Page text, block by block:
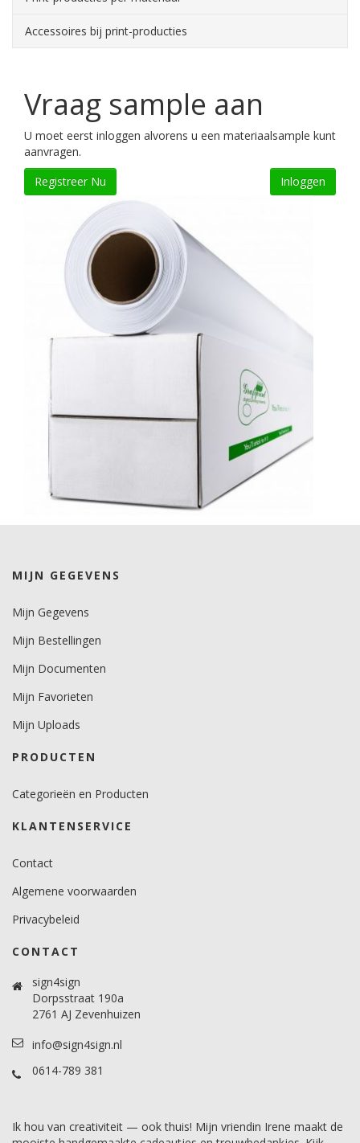
Accessoires bij print-producties
Vraag sample aan
U moet eerst inloggen alvorens u een materiaalsample kunt
aanvragen.
MIJN GEGEVENS
Mijn Gegevens
Mijn Bestellingen
Mijn Documenten
Mijn Favorieten
Mijn Uploads
PRODUCTEN
Categorieën en Producten
KLANTENSERVICE
Contact
Algemene voorwaarden
Privacybeleid
CONTACT
sign4sign
Dorpsstraat 190a
2761 AJ Zevenhuizen
info@sign4sign.nl
0614-789 381
Ik hou van creativiteit — ook thuis! Mijn vriendin Irene maakt de